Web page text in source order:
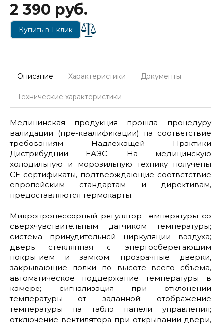
2 390 руб.
Купить в 1 клик
Описание Характеристики Документы
Технические характеристики
Медицинская продукция прошла процедуру
валидации (пре-квалификации) на соответствие
требованиям Надлежащей Практики
Дистрибудции ЕАЭС. На медицинскую
холодильную и морозильную технику получены
СЕ-сертификаты, подтверждающие соответствие
европейским стандартам и директивам,
предоставляются термокарты.
Микропроцессорный регулятор температуры со
сверхчувствительным датчиком температуры;
система принудительной циркуляции воздуха;
дверь стеклянная с энергосберегающим
покрытием и замком; прозрачные дверки,
закрывающие полки по высоте всего объема,
автоматическое поддержание температуры в
камере; сигнализация при отклонении
температуры от заданной; отображение
температуры на табло панели управления;
отключение вентилятора при открывании двери,